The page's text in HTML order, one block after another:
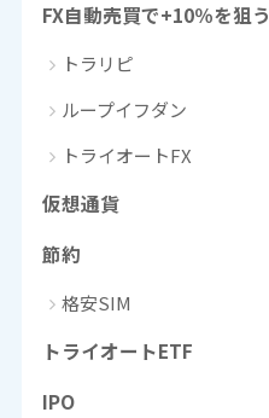
FX自動売買で+10％を狙う
トラリピ
ループイフダン
トライオートFX
仮想通貨
節約
格安SIM
トライオートETF
IPO